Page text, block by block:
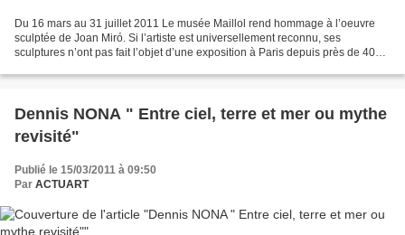
Du 16 mars au 31 juillet 2011 Le musée Maillol rend hommage à l’oeuvre
sculptée de Joan Miró. Si l’artiste est universellement reconnu, ses
sculptures n’ont pas fait l’objet d’une exposition à Paris depuis près de 40
Dennis NONA " Entre ciel, terre et mer ou mythe
revisité"
Publié le 15/03/2011 à 09:50
Par ACTUART